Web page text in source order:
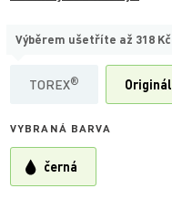
TYP
TOREX®
Výběrem ušetříte až 318 Kč
Originál
VYBRANÁ BARVA
černá